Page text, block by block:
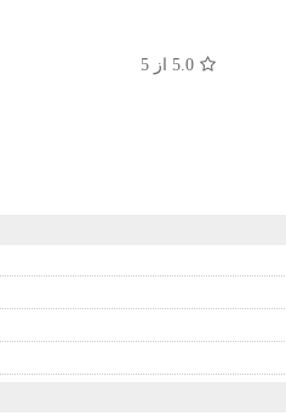
5.0 از 5